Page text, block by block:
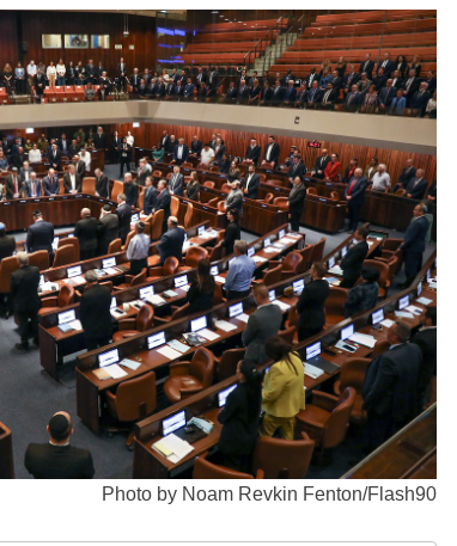
Photo by Noam Revkin Fenton/Flash90